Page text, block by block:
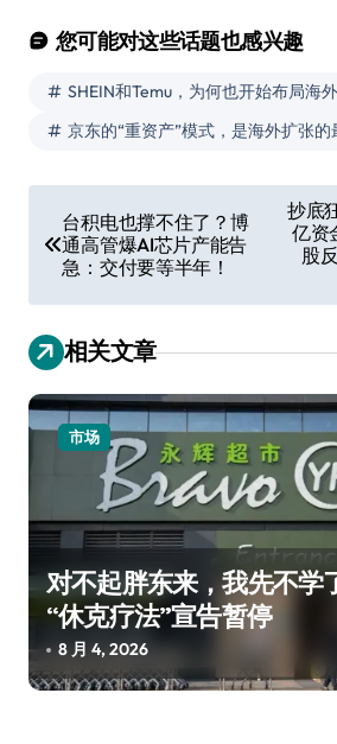
您可能对这些话题也感兴趣
SHEIN和Temu，为何也开始布局海
京东的“重资产”模式，是海外扩张的
章
台积电也撑不住了？博
通高管爆AI芯片产能告
急：交付要等半年！
抄底
亿资
股
相关文章
市场
对不起胖东来，我先不
“休克疗法”宣告暂停
8 月 4, 2026